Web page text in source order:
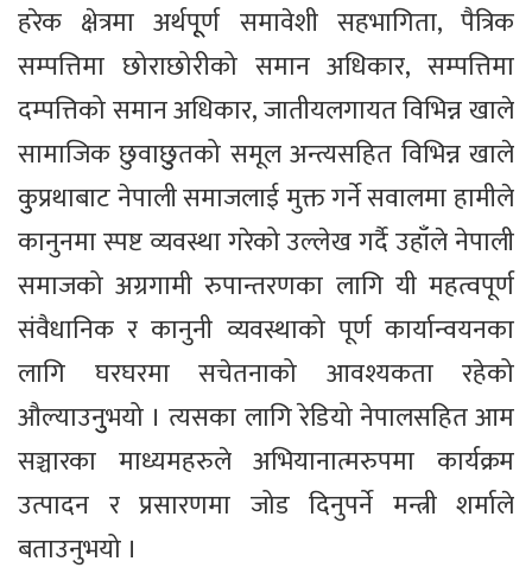
हरेक क्षेत्रमा अर्थपूूर्ण समावेशी सहभागिता, पैत्रिक
सम्पत्तिमा छोराछोरीको समान अधिकार, सम्पत्तिमा
दम्पत्तिको समान अधिकार, जातीयलगायत विभिन्न खाले
सामाजिक छुवाछुुतको समूल अन्त्यसहित विभिन्न खाले
कुुप्रथाबाट नेपाली समाजलाई मुक्त गर्ने सवालमा हामीले
कानुनमा स्पष्ट व्यवस्था गरेको उल्लेख गर्दै उहाँले नेपाली
समाजको अग्रगामी रुपान्तरणका लागि यी महत्वपूर्ण
संवैधानिक र कानुनी व्यवस्थाको पूर्ण कार्यान्वयनका
लागि घरघरमा सचेतनाको आवश्यकता रहेको
औल्याउनुुभयो । त्यसका लागि रेडियो नेपालसहित आम
सञ्चारका माध्यमहरुले अभियानात्मरुपमा कार्यक्रम
उत्पादन र प्रसारणमा जोड दिनुपर्ने मन्त्री शर्माले
बताउनुभयो ।